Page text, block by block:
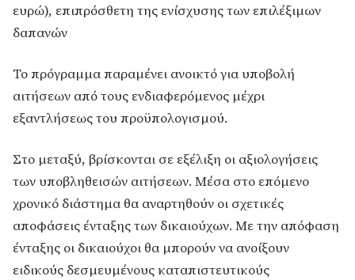
ευρώ), επιπρόσθετη της ενίσχυσης των επιλέξιμων
δαπανών
Το πρόγραμμα παραμένει ανοικτό για υποβολή
αιτήσεων από τους ενδιαφερόμενος μέχρι
εξαντλήσεως του προϋπολογισμού.
Στο μεταξύ, βρίσκονται σε εξέλιξη οι αξιολογήσεις
των υποβληθεισών αιτήσεων. Μέσα στο επόμενο
χρονικό διάστημα θα αναρτηθούν οι σχετικές
αποφάσεις ένταξης των δικαιούχων. Με την απόφαση
ένταξης οι δικαιούχοι θα μπορούν να ανοίξουν
ειδικούς δεσμευμένους καταπιστευτικούς